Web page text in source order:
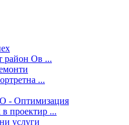
район Ов ...
...
- Oптимизация
проектир ...
услуги